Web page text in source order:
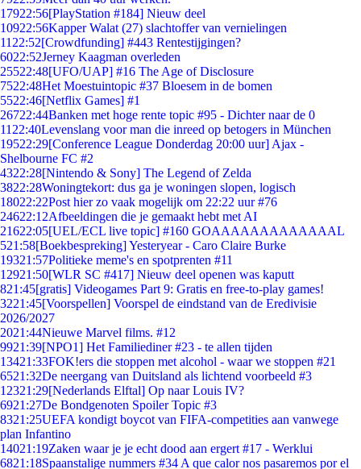
17922:56[PlayStation #184] Nieuw deel
10922:56Kapper Walat (27) slachtoffer van vernielingen
11 22:52[Crowdfunding] #443 Rentestijgingen?
6022:52Jerney Kaagman overleden
25522:48[UFO/UAP] #16 The Age of Disclosure
7522:48Het Moestuintopic #37 Bloesem in de bomen
5522:46[Netflix Games] #1
26722:44Banken met hoge rente topic #95 - Dichter naar de 0
11 22:40Levenslang voor man die inreed op betogers in München
19522:29[Conference League Donderdag 20:00 uur] Ajax -
Shelbourne FC #2
4322:28[Nintendo & Sony] The Legend of Zelda
3822:28Woningtekort: dus ga je woningen slopen, logisch
18022:22Post hier zo vaak mogelijk om 22:22 uur #76
24622:12Afbeeldingen die je gemaakt hebt met AI
21622:05[UEL/ECL live topic] #160 GOAAAAAAAAAAAAAL
521:58[Boekbespreking] Yesteryear - Caro Claire Burke
19321:57Politieke meme's en spotprenten #11
12921:50[WLR SC #417] Nieuw deel openen was kaputt
821:45[gratis] Videogames Part 9: Gratis en free-to-play games!
3221:45[Voorspellen] Voorspel de eindstand van de Eredivisie
2026/2027
2021:44Nieuwe Marvel films. #12
9921:39[NPO1] Het Familiediner #23 - te allen tijden
13421:33FOK!ers die stoppen met alcohol - waar we stoppen #21
6521:32De neergang van Duitsland als lichtend voorbeeld #3
12321:29[Nederlands Elftal] Op naar Louis IV?
6921:27De Bondgenoten Spoiler Topic #3
8321:25UEFA kondigt boycot van FIFA-competities aan vanwege
plan Infantino
14021:19Zaken waar je je echt dood aan ergert #17 - Werklui
6821:18Spaanstalige nummers #34 A que calor nos pasaremos por el